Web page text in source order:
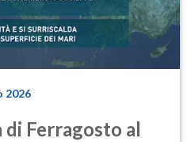
2026
Ferragosto al